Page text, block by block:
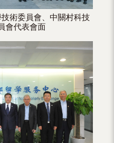
術委員會、中關村科技
會代表會面